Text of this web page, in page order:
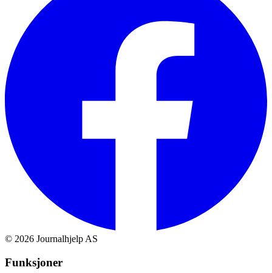
© 2026 Journalhjelp AS
Funksjoner